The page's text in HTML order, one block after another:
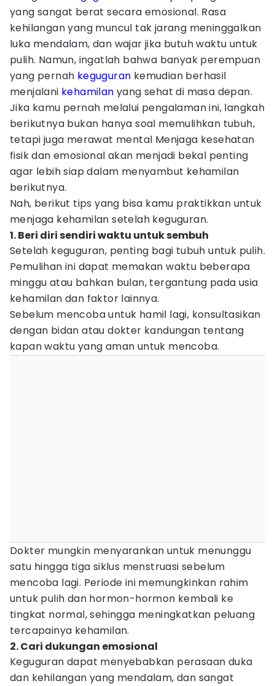
yang sangat berat secara emosional. Rasa
kehilangan yang muncul tak jarang meninggalkan
luka mendalam, dan wajar jika butuh waktu untuk
pulih. Namun, ingatlah bahwa banyak perempuan
yang pernah keguguran kemudian berhasil
menjalani kehamilan yang sehat di masa depan.
Jika kamu pernah melalui pengalaman ini, langkah
berikutnya bukan hanya soal memulihkan tubuh,
tetapi juga merawat mental Menjaga kesehatan
fisik dan emosional akan menjadi bekal penting
agar lebih siap dalam menyambut kehamilan
berikutnya.
Nah, berikut tips yang bisa kamu praktikkan untuk
menjaga kehamilan setelah keguguran.
1. Beri diri sendiri waktu untuk sembuh
Setelah keguguran, penting bagi tubuh untuk pulih.
Pemulihan ini dapat memakan waktu beberapa
minggu atau bahkan bulan, tergantung pada usia
kehamilan dan faktor lainnya.
Sebelum mencoba untuk hamil lagi, konsultasikan
dengan bidan atau dokter kandungan tentang
kapan waktu yang aman untuk mencoba.
Dokter mungkin menyarankan untuk menunggu
satu hingga tiga siklus menstruasi sebelum
mencoba lagi. Periode ini memungkinkan rahim
untuk pulih dan hormon-hormon kembali ke
tingkat normal, sehingga meningkatkan peluang
tercapainya kehamilan.
2. Cari dukungan emosional
Keguguran dapat menyebabkan perasaan duka
dan kehilangan yang mendalam, dan sangat